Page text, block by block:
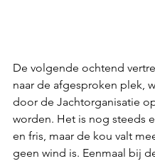
De volgende ochtend
naar de afgesproken plek,
door de Jachtorganisatie
worden. Het is nog steeds
en fris, maar de kou valt
geen wind is. Eenmaal bij